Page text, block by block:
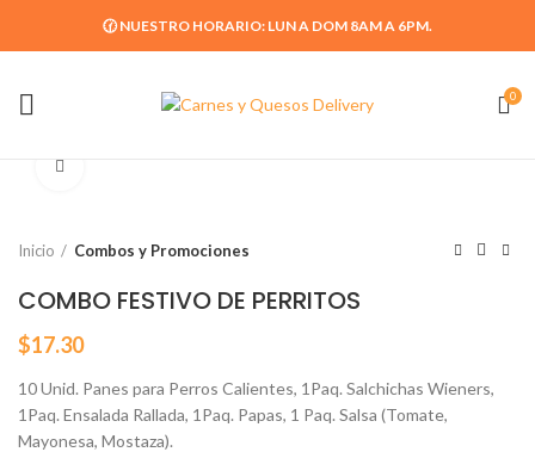
🕜 NUESTRO HORARIO: LUN A DOM 8AM A 6PM.
0
Inicio Combos y Promociones
COMBO FESTIVO DE PERRITOS
$17.30
10 Unid. Panes para Perros Calientes, 1Paq. Salchichas Wieners,
1Paq. Ensalada Rallada, 1Paq. Papas, 1 Paq. Salsa (Tomate,
Mayonesa, Mostaza).